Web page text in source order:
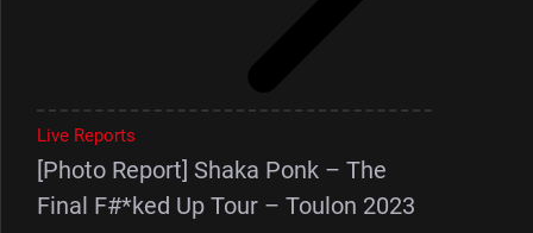
Live Reports
[Photo Report] Shaka Ponk – The
Final F#*ked Up Tour – Toulon 2023